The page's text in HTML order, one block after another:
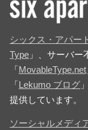
シックス・アパート
Type 」、サーバー
「 MovableType.net
「
Lekumo ブログ
提供しています。
ソーシャルメディ